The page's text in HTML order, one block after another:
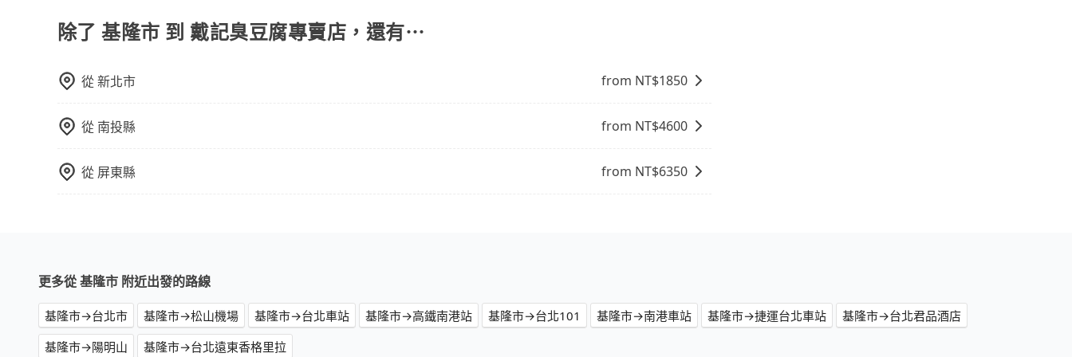
除了 基隆市 到 戴記臭豆腐專賣店，還有⋯
從新北市 from NT$1850
從 南投縣 from NT$4600
從 屏東縣 from NT$6350
更多從 基隆市 附近出發的路線
基隆市→台北市 基隆市→松山機場 基隆市→台北車站 基隆市→高鐵南港站 基隆市→台北101 基隆市→南港車站 基隆市→捷運台北車站
基隆市→台北君品酒店
基隆市→陽明山
基隆市→台北遠東香格里拉